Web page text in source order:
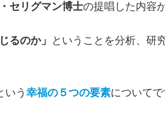
セリグマン博士の提唱した内容
るのか」
ということを分析、研
いう幸福の５つの要素についてで